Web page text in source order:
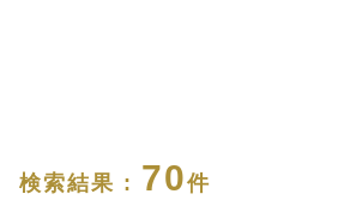
検索結果 : 70件